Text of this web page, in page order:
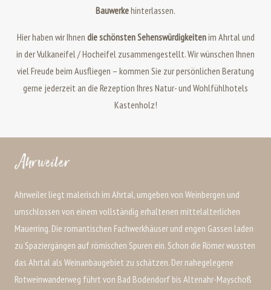
Bauwerkehinterlassen.
Hier haben wir Ihnen die schönsten Sehenswürdigkeitenim Ahrtal und
in der Vulkaneifel / Hocheifel zusammengestellt. Wir wünschen Ihnen
viel Freude beim Ausfliegen – kommen Sie zur persönlichen Beratung
gerne jederzeit an die Rezeption Ihres Natur- und Wohlfühlhotels
Kastenholz!
Ahrweiler
Ahrweiler liegt malerisch im Ahrtal, umgeben von Weinbergen und
umschlossen von einem vollständig erhaltenen mittelalterlichen
Mauerring. Die romantischen Fachwerkhäuser und engen Gassen laden
zu Spaziergängen auf römischen Spuren ein. Schon die Römer wussten
das Ahrtal als Weinanbaugebiet zu schätzen. Der nahegelegene
Rotweinwanderweg führt von Bad Bodendorf bis Altenahr-Mayschoß